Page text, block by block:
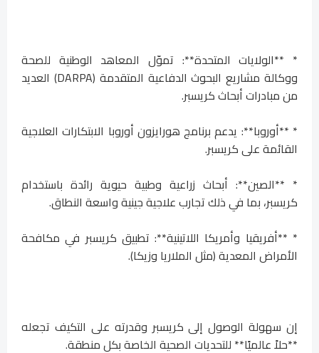
* **الولايات المتحدة**: تموّل المعاهد الوطنية للصحة
ووكالة مشاريع البحوث الدفاعية المتقدمة (DARPA) العديد
من مبادرات أبحاث كريسبر.
* **أوروبا**: يدعم برنامج هورايزون أوروبا الابتكارات العلاجية
القائمة على كريسبر.
* **الصين**: أبحاث زراعية وطبية حيوية رائدة باستخدام
كريسبر، بما في ذلك تجارب علاجية جينية واسعة النطاق.
* **أفريقيا وأمريكا اللاتينية**: تطبيق كريسبر في مكافحة
الأمراض المعدية (مثل الملاريا وزيكا).
إن سهولة الوصول إلى كريسبر وقدرته على التكيف تجعله
**حلاً عالميًا** للتحديات الصحية الخاصة بكل منطقة.